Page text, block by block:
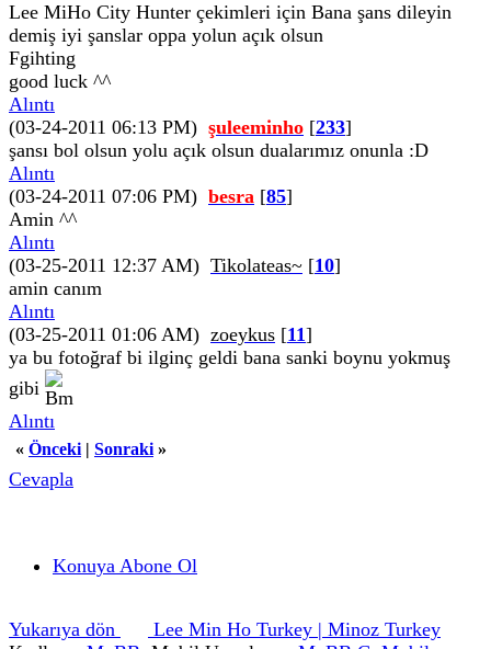
Lee MiHo City Hunter çekimleri için Bana şans dileyin
demiş iyi şanslar oppa yolun açık olsun
Fgihting
good luck ^^
Alıntı
(03-24-2011 06:13 PM) şuleeminho [233]
şansı bol olsun yolu açık olsun dualarımız onunla :D
Alıntı
(03-24-2011 07:06 PM) besra [85]
Amin ^^
Alıntı
(03-25-2011 12:37 AM) Tikolateas~ [10]
amin canım
Alıntı
(03-25-2011 01:06 AM) zoeykus [11]
ya bu fotoğraf bi ilginç geldi bana sanki boynu yokmuş
gibi
Alıntı
« Önceki | Sonraki »
Cevapla
Konuya Abone Ol
Yukarıya dön
Lee Min Ho Turkey | Minoz Turkey